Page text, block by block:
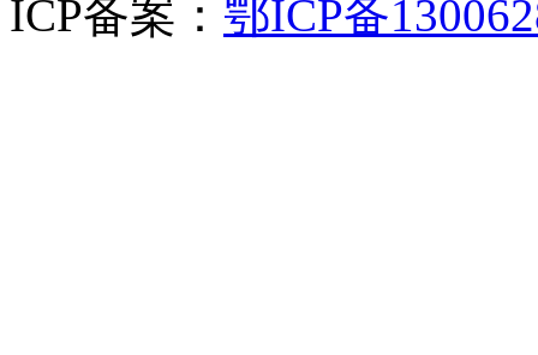
ICP备案： 鄂ICP备